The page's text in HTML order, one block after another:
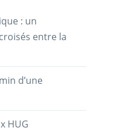
: un
entre la
d’une
HUG